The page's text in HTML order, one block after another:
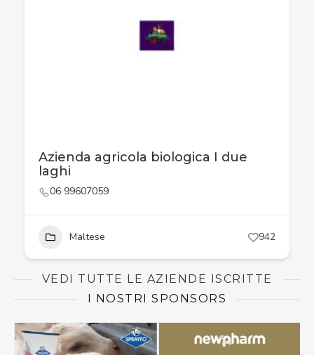
Azienda agricola biologica I due
laghi
06 99607059
Maltese 942
VEDI TUTTE LE AZIENDE ISCRITTE
I NOSTRI SPONSORS